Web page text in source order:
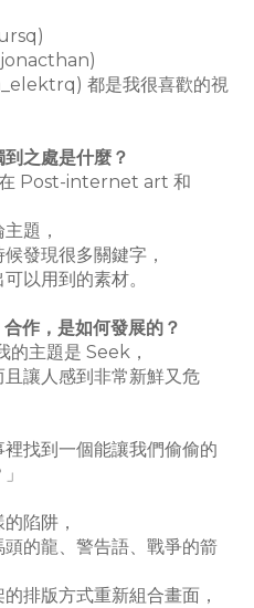
都是我很喜歡的視
之處是什麼？
Post-internet art 和
題，
發現很多關鍵字，
以用到的素材。
作，是如何發展的？
主題是 Seek，
讓人感到非常新鮮又危
裡找到一個能讓我們偷偷的
陷阱，
的龍、警告語、戰爭的箭
排版方式重新組合畫面，